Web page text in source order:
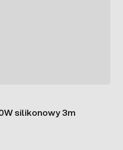
silikonowy 3m